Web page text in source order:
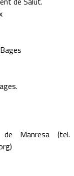
de Manresa (tel.